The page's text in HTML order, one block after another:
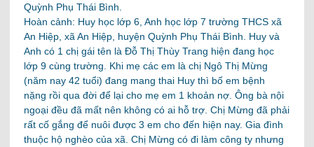
Quỳnh Phụ Thái Bình.
Hoàn cảnh: Huy học lớp 6, Anh học lớp 7 trường THCS xã
An Hiệp, xã An Hiệp, huyện Quỳnh Phụ Thái Bình. Huy và
Anh có 1 chị gái tên là Đỗ Thị Thùy Trang hiện đang học
lớp 9 cùng trường. Khi mẹ các em là chị Ngô Thị Mừng
(năm nay 42 tuổi) đang mang thai Huy thì bố em bệnh
nặng rồi qua đời để lại cho mẹ em 1 khoản nợ. Ông bà nội
ngoại đều đã mất nên không có ai hỗ trợ. Chị Mừng đã phải
rất cố gắng để nuôi được 3 em cho đến hiện nay. Gia đình
thuộc hộ nghèo của xã. Chị Mừng có đi làm công ty nhưng